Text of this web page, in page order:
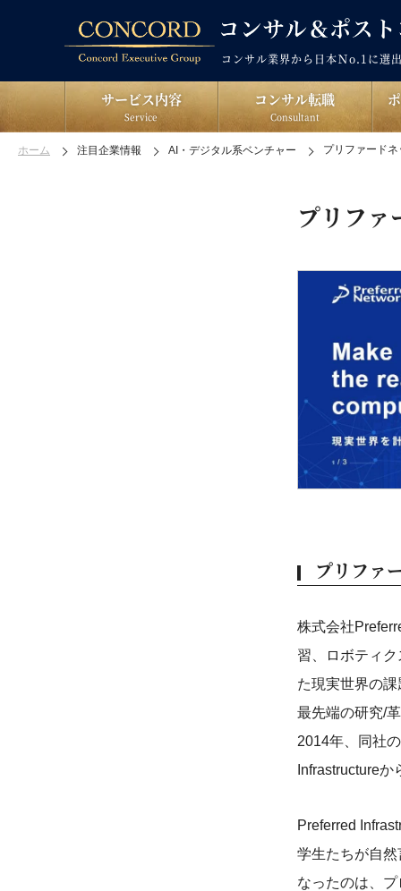
コンサル業界から日本Ｎo.1に選
サービス内容
Service
コンサル転職
Consultant
ホーム 注目企業情報 AI・デジタル系ベンチャー プリファード
プリファ
プリファ
株式会社
習、ロボティ
た現実世界の
最先端の研究/
2014年、同社
Infrastructure
Preferred
学生たちが自
なったのは、